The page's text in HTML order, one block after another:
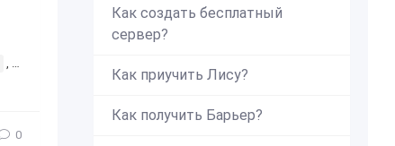
, Dungeons
0
Как создать бесплатный
сервер?
Как приучить Лису?
Как получить Барьер?